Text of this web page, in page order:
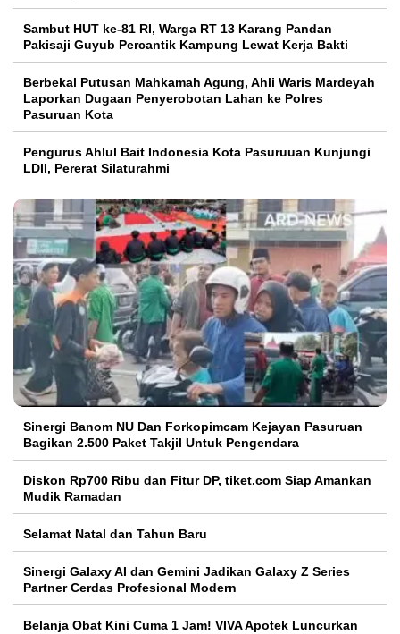
Sambut HUT ke-81 RI, Warga RT 13 Karang Pandan
Pakisaji Guyub Percantik Kampung Lewat Kerja Bakti
Berbekal Putusan Mahkamah Agung, Ahli Waris Mardeyah
Laporkan Dugaan Penyerobotan Lahan ke Polres
Pasuruan Kota
Pengurus Ahlul Bait Indonesia Kota Pasuruuan Kunjungi
LDII, Pererat Silaturahmi
Sinergi Banom NU Dan Forkopimcam Kejayan Pasuruan
Bagikan 2.500 Paket Takjil Untuk Pengendara
Diskon Rp700 Ribu dan Fitur DP, tiket.com Siap Amankan
Mudik Ramadan
Selamat Natal dan Tahun Baru
Sinergi Galaxy AI dan Gemini Jadikan Galaxy Z Series
Partner Cerdas Profesional Modern
Belanja Obat Kini Cuma 1 Jam! VIVA Apotek Luncurkan